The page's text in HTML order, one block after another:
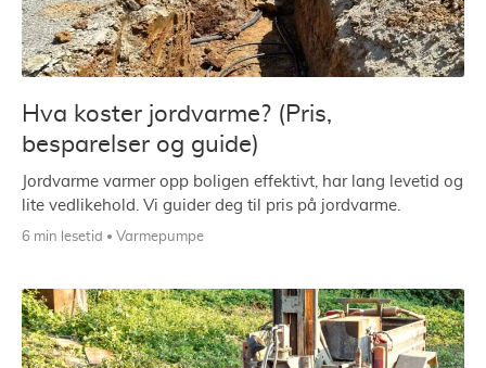
Hva koster jordvarme? (Pris,
besparelser og guide)
Jordvarme varmer opp boligen effektivt, har lang levetid og
lite vedlikehold. Vi guider deg til pris på jordvarme.
6 min lesetid Varmepumpe